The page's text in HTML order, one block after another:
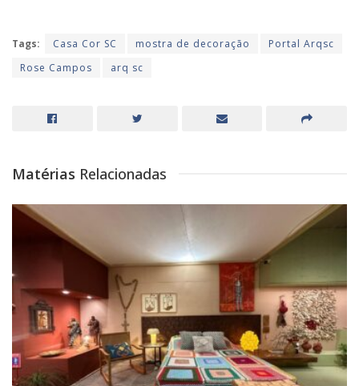
Tags: Casa Cor SC mostra de decoração
Portal Arqsc
Rose Campos
arq sc
Matérias Relacionadas